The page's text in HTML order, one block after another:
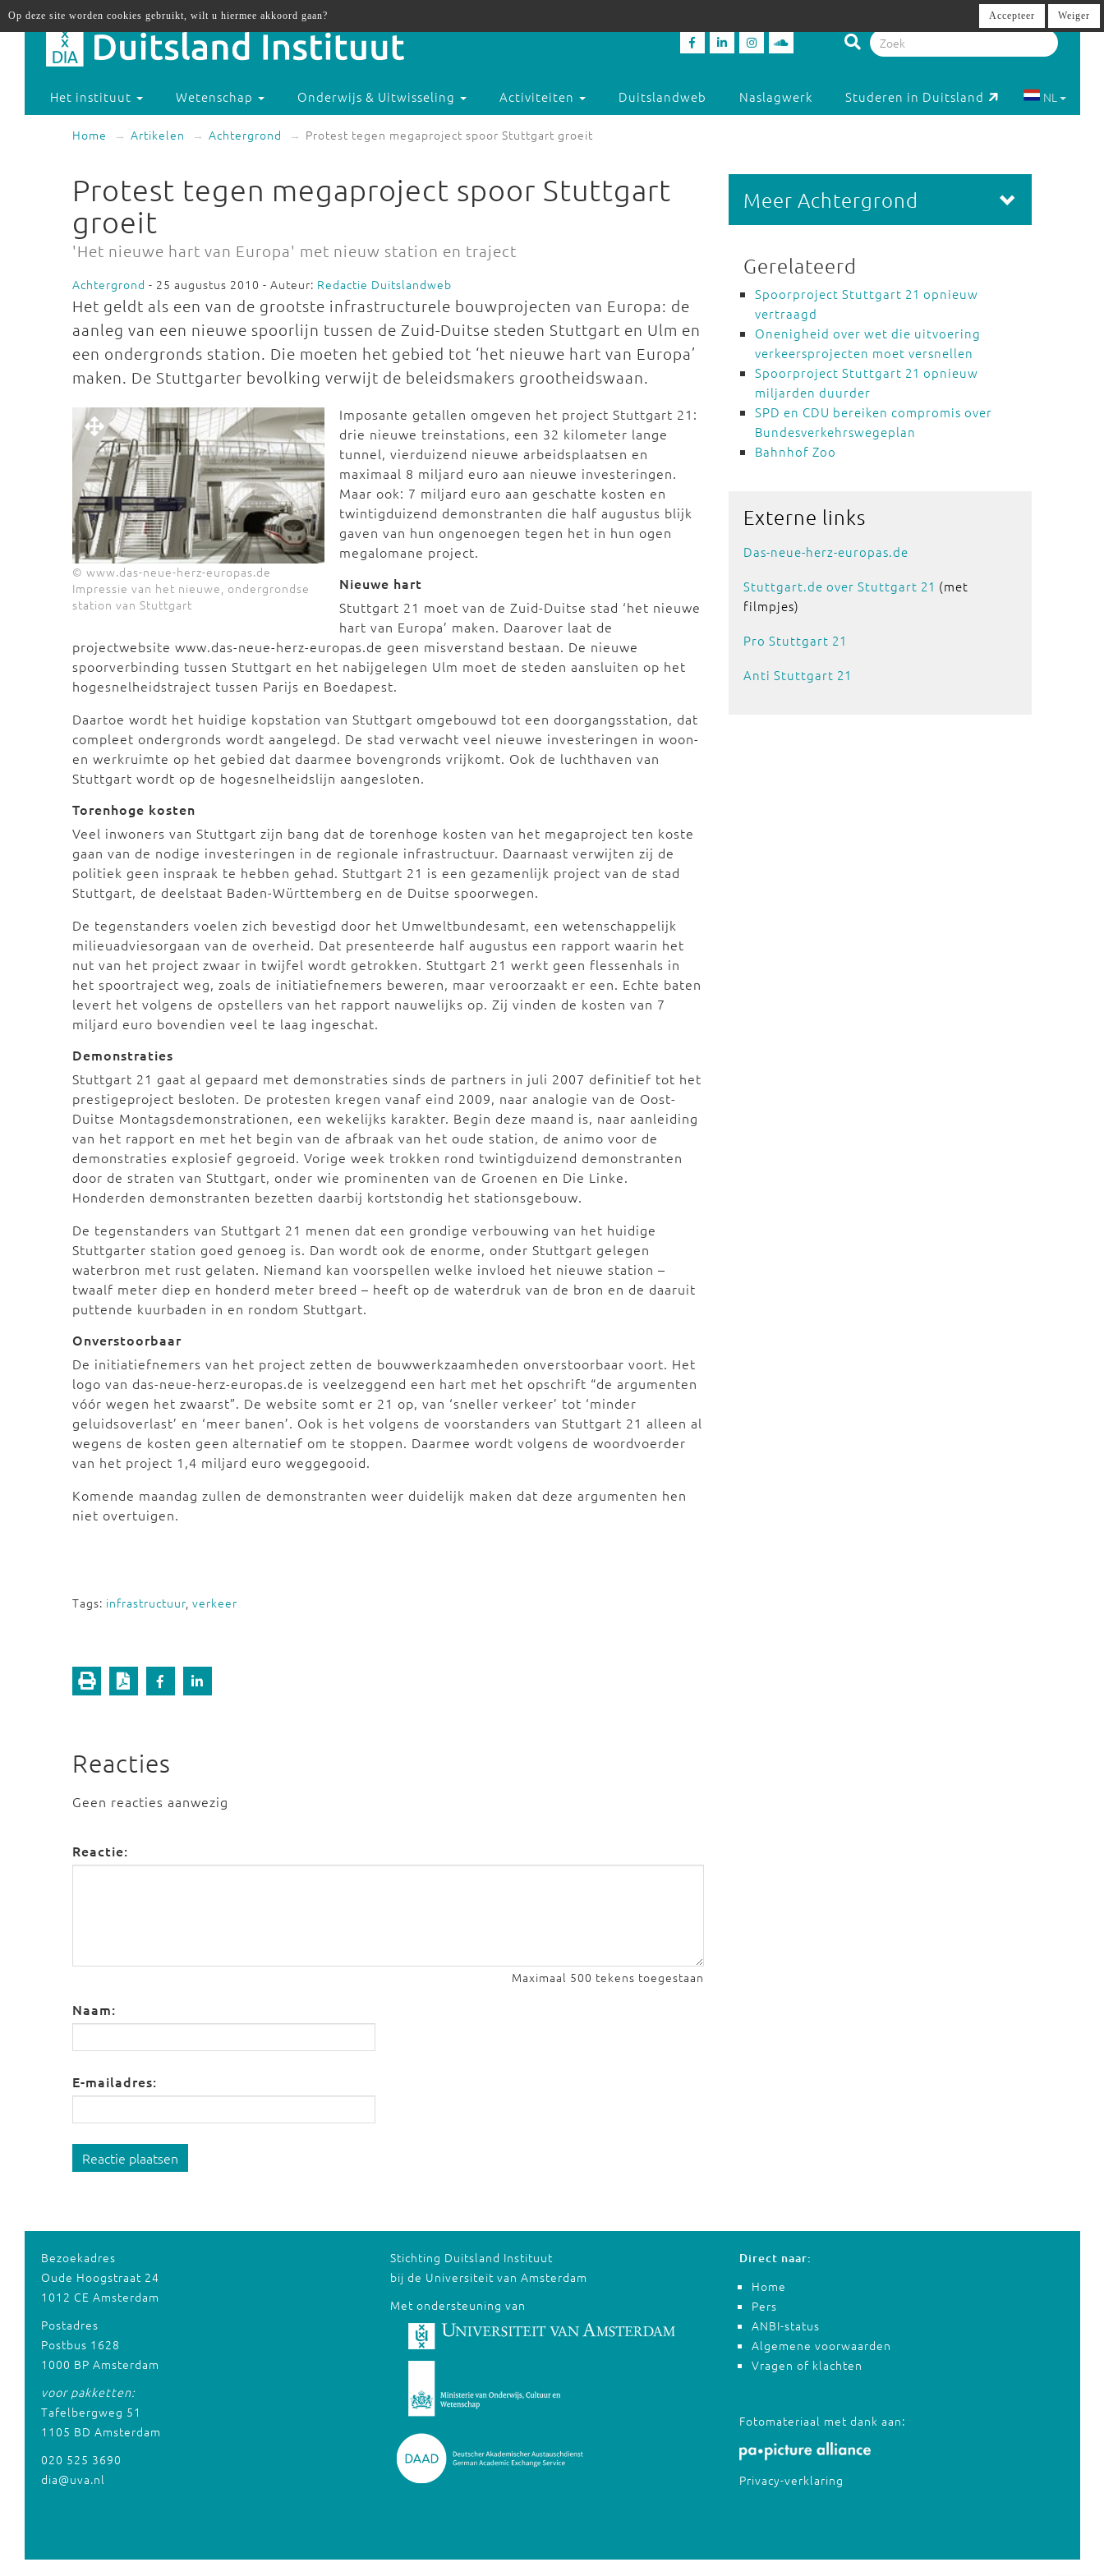
Het instituut Wetenschap Onderwijs & Uitwisseling Activiteiten Duitslandweb Naslagwerk Studeren in Duitsland NL
Home Artikelen Achtergrond Protest tegen megaproject spoor Stuttgart groeit
Protest tegen megaproject spoor Stuttgart
groeit
'Het nieuwe hart van Europa' met nieuw station en traject
Achtergrond - 25 augustus 2010 - Auteur: Redactie Duitslandweb
Het geldt als een van de grootste infrastructurele bouwprojecten van Europa: de
aanleg van een nieuwe spoorlijn tussen de Zuid-Duitse steden Stuttgart en Ulm en
een ondergronds station. Die moeten het gebied tot ‘het nieuwe hart van Europa’
maken. De Stuttgarter bevolking verwijt de beleidsmakers grootheidswaan.
© www.das-neue-herz-europas.de
Impressie van het nieuwe, ondergrondse
station van Stuttgart
Imposante getallen omgeven het project Stuttgart 21:
drie nieuwe treinstations, een 32 kilometer lange
tunnel, vierduizend nieuwe arbeidsplaatsen en
maximaal 8 miljard euro aan nieuwe investeringen.
Maar ook: 7 miljard euro aan geschatte kosten en
twintigduizend demonstranten die half augustus blijk
gaven van hun ongenoegen tegen het in hun ogen
megalomane project.
Nieuwe hart
Stuttgart 21 moet van de Zuid-Duitse stad ‘het nieuwe
hart van Europa’ maken. Daarover laat de
projectwebsite www.das-neue-herz-europas.de geen misverstand bestaan. De nieuwe
spoorverbinding tussen Stuttgart en het nabijgelegen Ulm moet de steden aansluiten op het
hogesnelheidstraject tussen Parijs en Boedapest.
Daartoe wordt het huidige kopstation van Stuttgart omgebouwd tot een doorgangsstation, dat
compleet ondergronds wordt aangelegd. De stad verwacht veel nieuwe investeringen in woon-
en werkruimte op het gebied dat daarmee bovengronds vrijkomt. Ook de luchthaven van
Stuttgart wordt op de hogesnelheidslijn aangesloten.
Torenhoge kosten
Veel inwoners van Stuttgart zijn bang dat de torenhoge kosten van het megaproject ten koste
gaan van de nodige investeringen in de regionale infrastructuur. Daarnaast verwijten zij de
politiek geen inspraak te hebben gehad. Stuttgart 21 is een gezamenlijk project van de stad
Stuttgart, de deelstaat Baden-Württemberg en de Duitse spoorwegen.
De tegenstanders voelen zich bevestigd door het Umweltbundesamt, een wetenschappelijk
milieuadviesorgaan van de overheid. Dat presenteerde half augustus een rapport waarin het
nut van het project zwaar in twijfel wordt getrokken. Stuttgart 21 werkt geen flessenhals in
het spoortraject weg, zoals de initiatiefnemers beweren, maar veroorzaakt er een. Echte baten
levert het volgens de opstellers van het rapport nauwelijks op. Zij vinden de kosten van 7
miljard euro bovendien veel te laag ingeschat.
Demonstraties
Stuttgart 21 gaat al gepaard met demonstraties sinds de partners in juli 2007 definitief tot het
prestigeproject besloten. De protesten kregen vanaf eind 2009, naar analogie van de Oost-
Duitse Montagsdemonstrationen, een wekelijks karakter. Begin deze maand is, naar aanleiding
van het rapport en met het begin van de afbraak van het oude station, de animo voor de
demonstraties explosief gegroeid. Vorige week trokken rond twintigduizend demonstranten
door de straten van Stuttgart, onder wie prominenten van de Groenen en Die Linke.
Honderden demonstranten bezetten daarbij kortstondig het stationsgebouw.
De tegenstanders van Stuttgart 21 menen dat een grondige verbouwing van het huidige
Stuttgarter station goed genoeg is. Dan wordt ook de enorme, onder Stuttgart gelegen
waterbron met rust gelaten. Niemand kan voorspellen welke invloed het nieuwe station –
twaalf meter diep en honderd meter breed – heeft op de waterdruk van de bron en de daaruit
puttende kuurbaden in en rondom Stuttgart.
Onverstoorbaar
De initiatiefnemers van het project zetten de bouwwerkzaamheden onverstoorbaar voort. Het
logo van das-neue-herz-europas.de is veelzeggend een hart met het opschrift “de argumenten
vóór wegen het zwaarst”. De website somt er 21 op, van ‘sneller verkeer’ tot ‘minder
geluidsoverlast’ en ‘meer banen’. Ook is het volgens de voorstanders van Stuttgart 21 alleen al
wegens de kosten geen alternatief om te stoppen. Daarmee wordt volgens de woordvoerder
van het project 1,4 miljard euro weggegooid.
Komende maandag zullen de demonstranten weer duidelijk maken dat deze argumenten hen
niet overtuigen.
Tags: infrastructuur, verkeer
Reacties
Geen reacties aanwezig
Reactie:
Maximaal 500 tekens toegestaan
Naam:
E-mailadres:
Reactie plaatsen
Meer Achtergrond
Gerelateerd
Spoorproject Stuttgart 21 opnieuw
vertraagd
Onenigheid over wet die uitvoering
verkeersprojecten moet versnellen
Spoorproject Stuttgart 21 opnieuw
miljarden duurder
SPD en CDU bereiken compromis over
Bundesverkehrswegeplan
Bahnhof Zoo
Externe links
Das-neue-herz-europas.de
Stuttgart.de over Stuttgart 21 (met
filmpjes)
Pro Stuttgart 21
Anti Stuttgart 21
Bezoekadres
Oude Hoogstraat 24
1012 CE Amsterdam
Postadres
Postbus 1628
1000 BP Amsterdam
voor pakketten:
Tafelbergweg 51
1105 BD Amsterdam
020 525 3690
dia@uva.nl
Stichting Duitsland Instituut
bij de Universiteit van Amsterdam
Met ondersteuning van
Direct naar:
Home
Pers
ANBI-status
Algemene voorwaarden
Vragen of klachten
Fotomateriaal met dank aan:
Privacy-verklaring
Op deze site worden cookies gebruikt, wilt u hiermee akkoord gaan? Accepteer Weiger